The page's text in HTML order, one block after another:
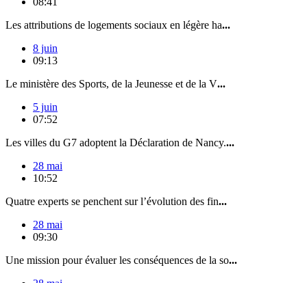
Les attributions de logements sociaux en légère ha...
8 juin
09:13
Le ministère des Sports, de la Jeunesse et de la V...
5 juin
07:52
Les villes du G7 adoptent la Déclaration de Nancy....
28 mai
10:52
Quatre experts se penchent sur l’évolution des fin...
28 mai
09:30
Une mission pour évaluer les conséquences de la so...